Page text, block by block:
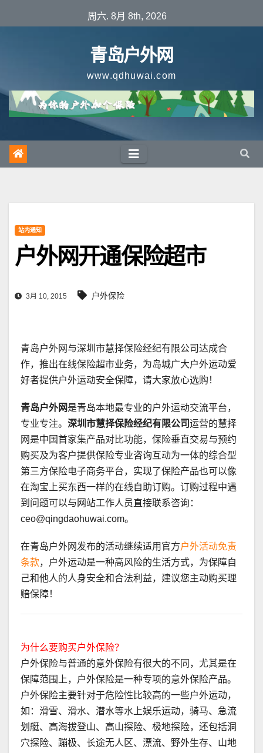
至
周六. 8月 8th, 2026
青岛户外网
www.qdhuwai.com
站内通知
户外网开通保险超市
3月 10, 2015 户外保险
青岛户外网与深圳市慧择保险经纪有限公司达成合
作，推出在线保险超市业务，为岛城广大户外运动爱
好者提供户外运动安全保障，请大家放心选购！
青岛户外网是青岛本地最专业的户外运动交流平台，
专业专注。 深圳市慧择保险经纪有限公司运营的慧择
网 是中国首家集产品对比功能，保险垂直交易与预约
购买及为客户提供保险专业咨询互动为一体的综合型
第三方保险电子商务平台，实现了保险产品也可以像
在淘宝上买东西一样的在线自助订购。订购过程中遇
到问题可以与网站工作人员直接联系咨询：
ceo@qingdaohuwai.com。
在青岛户外网发布的活动继续适用官方户外活动免责
条款，户外运动是一种高风险的生活方式，为保障自
己和他人的人身安全和合法利益，建议您主动购买理
赔保障！
为什么要购买户外保险？
户外保险与普通的意外保险有很大的不同，尤其是在
保障范围上，户外保险是一种专项的意外保险产品。
户外保险主要针对于危险性比较高的一些户外运动，
如：滑雪、滑水、潜水等水上娱乐运动，骑马、急流
划艇、高海拔登山、高山探险、极地探险，还包括洞
穴探险、蹦极、长途无人区、漂流、野外生存、山地